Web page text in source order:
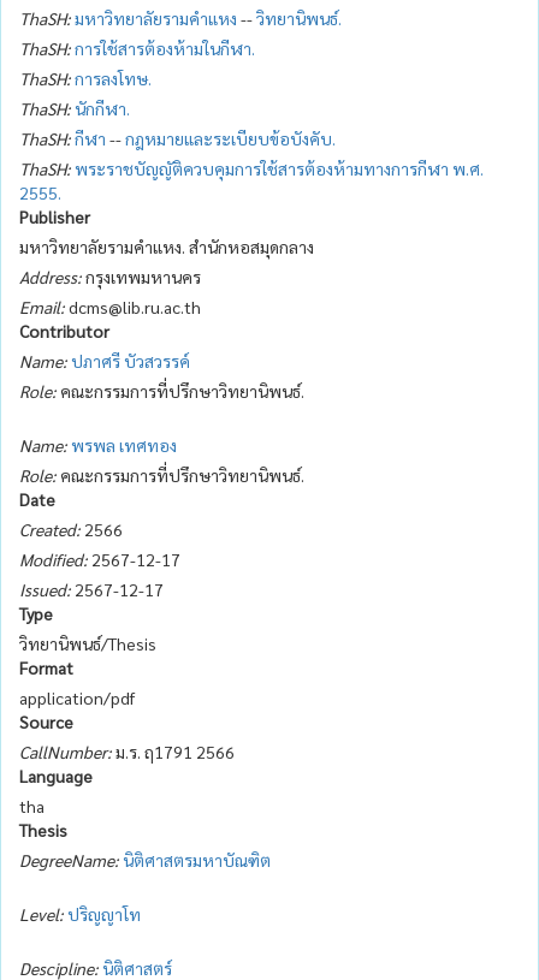
ThaSH:มหาวิทยาลัยรามคำแหง --วิทยานิพนธ์.
ThaSH:การใช้สารต้องห้ามในกีฬา.
ThaSH:การลงโทษ.
ThaSH:นักกีฬา.
ThaSH:กีฬา --กฎหมายและระเบียบข้อบังคับ.
ThaSH:พระราชบัญญัติควบคุมการใช้สารต้องห้ามทางการกีฬา พ.ศ.
2555.
Publisher
มหาวิทยาลัยรามคำแหง. สำนักหอสมุดกลาง
Address:กรุงเทพมหานคร
Email:dcms@lib.ru.ac.th
Contributor
Name:ปภาศรี บัวสวรรค์
Role: คณะกรรมการที่ปรึกษาวิทยานิพนธ์.
Name:พรพล เทศทอง
Role: คณะกรรมการที่ปรึกษาวิทยานิพนธ์.
Date
Created: 2566
Modified: 2567-12-17
Issued: 2567-12-17
Type
วิทยานิพนธ์/Thesis
Format
application/pdf
Source
CallNumber:ม.ร. ฤ1791 2566
Language
tha
Thesis
DegreeName:นิติศาสตรมหาบัณฑิต
Level:ปริญญาโท
Descipline:นิติศาสตร์